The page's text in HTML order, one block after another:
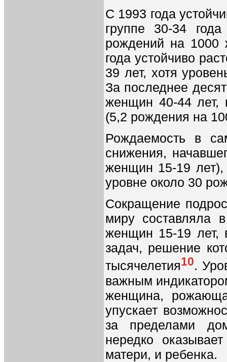
С 1993 года
группе 30-34
рождений на 1000
года устойчиво
39 лет, хотя
За последнее
женщин 40-44 лет,
(5,2 рождения на
Рождаемость в
снижения,
женщин 15-19 лет),
уровне около 30
Сокращение
миру составляла
женщин 15-19 лет,
задач, решение
тысячелетия10.
важным
женщина,
упускает
за пределами
нередко
матери, и ребенка.